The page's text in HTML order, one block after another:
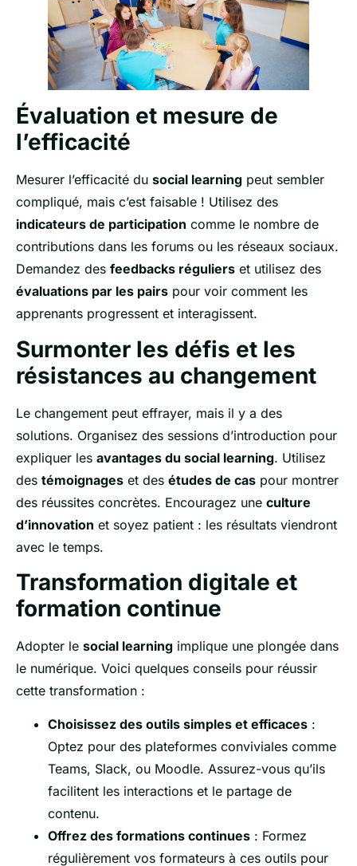
Évaluation et mesure de
l’efficacité
Mesurer l’efficacité du social learning peut sembler
compliqué, mais c’est faisable ! Utilisez des
indicateurs de participation comme le nombre de
contributions dans les forums ou les réseaux sociaux.
Demandez des feedbacks réguliers et utilisez des
évaluations par les pairs pour voir comment les
apprenants progressent et interagissent.
Surmonter les défis et les
résistances au changement
Le changement peut effrayer, mais il y a des
solutions. Organisez des sessions d’introduction pour
expliquer les avantages du social learning. Utilisez
des témoignages et des études de cas pour montrer
des réussites concrètes. Encouragez une culture
d’innovation et soyez patient : les résultats viendront
avec le temps.
Transformation digitale et
formation continue
Adopter le social learning implique une plongée dans
le numérique. Voici quelques conseils pour réussir
cette transformation :
Choisissez des outils simples et efficaces :
Optez pour des plateformes conviviales comme
Teams, Slack, ou Moodle. Assurez-vous qu’ils
facilitent les interactions et le partage de
contenu.
Offrez des formations continues : Formez
régulièrement vos formateurs à ces outils pour